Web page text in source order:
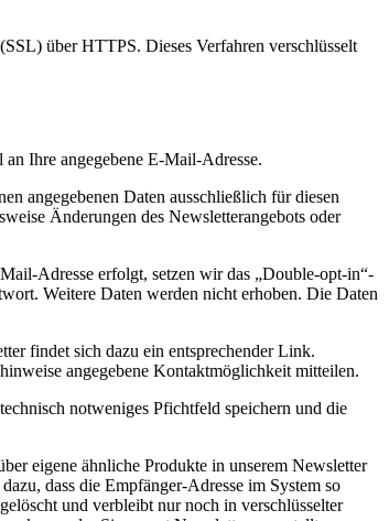
über HTTPS. Dieses Verfahren verschlüsselt
Ihre angegebene E-Mail-Adresse.
angegebenen Daten ausschließlich für diesen
Änderungen des Newsletterangebots oder
Adresse erfolgt, setzen wir das „Double-opt-in“-
Weitere Daten werden nicht erhoben. Die Daten
findet sich dazu ein entsprechender Link.
angegebene Kontaktmöglichkeit mitteilen.
notweniges Pfichtfeld speichern und die
eigene ähnliche Produkte in unserem Newsletter
dass die Empfänger-Adresse im System so
und verbleibt nur noch in verschlüsselter